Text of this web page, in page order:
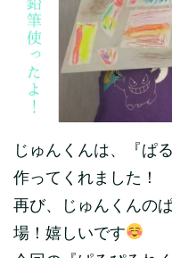
じゅんくんは、『ぱ
作ってくれました！
再び、じゅんくんの
場！嬉しいです